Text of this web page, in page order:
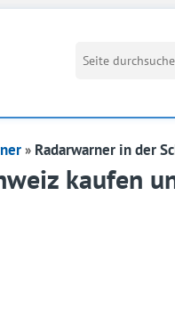
Radarwarner in der
kaufen